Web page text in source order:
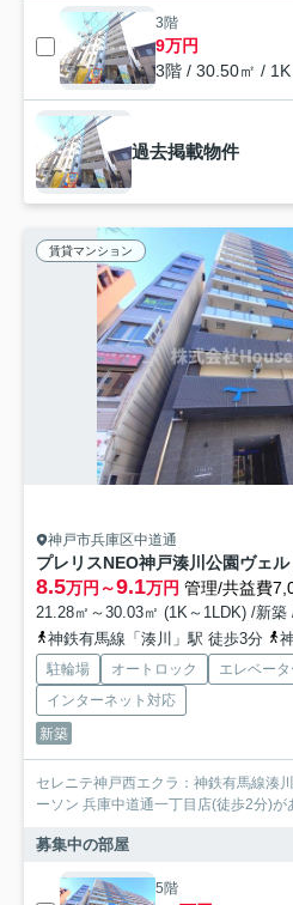
3階
9万円
3階 / 30.50㎡ / 1K
過去掲載物件
賃貸マンション
神戸市兵庫区中道通
8.5万円～9.1万円 管理/共益費
21.28㎡～30.03㎡ (1K～1LDK) /新築
神鉄有馬線「湊川」駅 徒歩3分
駐輪場 オートロック エレベータ
インターネット対応
新築
セレニテ神戸西エクラ：神鉄有馬線湊
ーソン 兵庫中道通一丁目店(徒歩2分)が
募集中の部屋
5階